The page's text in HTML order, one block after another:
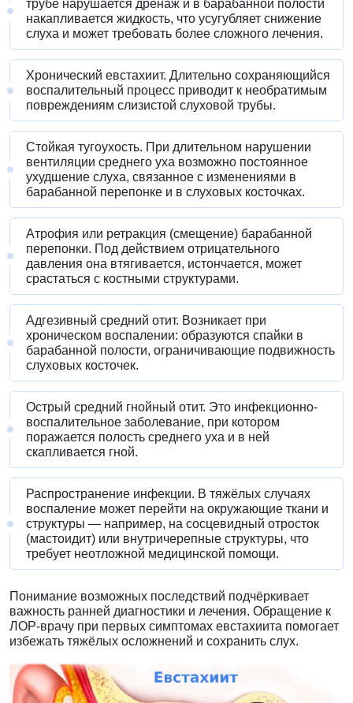
трубе нарушается дренаж и в барабанной полости
накапливается жидкость, что усугубляет снижение
слуха и может требовать более сложного лечения.
Хронический евстахиит. Длительно сохраняющийся
воспалительный процесс приводит к необратимым
повреждениям слизистой слуховой трубы.
Стойкая тугоухость. При длительном нарушении
вентиляции среднего уха возможно постоянное
ухудшение слуха, связанное с изменениями в
барабанной перепонке и в слуховых косточках.
Атрофия или ретракция (смещение) барабанной
перепонки. Под действием отрицательного
давления она втягивается, истончается, может
срастаться с костными структурами.
Адгезивный средний отит. Возникает при
хроническом воспалении: образуются спайки в
барабанной полости, ограничивающие подвижность
слуховых косточек.
Острый средний гнойный отит. Это инфекционно-
воспалительное заболевание, при котором
поражается полость среднего уха и в ней
скапливается гной.
Распространение инфекции. В тяжёлых случаях
воспаление может перейти на окружающие ткани и
структуры — например, на сосцевидный отросток
(мастоидит) или внутричерепные структуры, что
требует неотложной медицинской помощи.
Понимание возможных последствий подчёркивает
важность ранней диагностики и лечения. Обращение к
ЛОР-врачу при первых симптомах евстахиита помогает
избежать тяжёлых осложнений и сохранить слух.